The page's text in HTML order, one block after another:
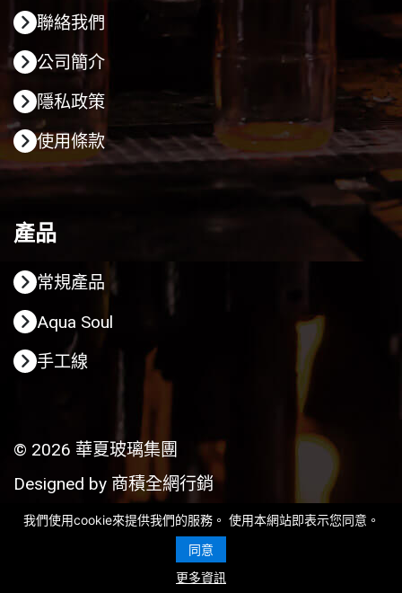
聯絡我們
公司簡介
隱私政策
使用條款
產品
常規產品
Aqua Soul
手工線
© 2026 華夏玻璃集團
Designed by 商積全網行銷
我們使用cookie來提供我們的服務。 使用本網站即表示您同意。
同意
更多資訊